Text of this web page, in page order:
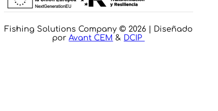
Fishing Solutions Company © 2026 | Diseñado
porAvant CEM & DCIP